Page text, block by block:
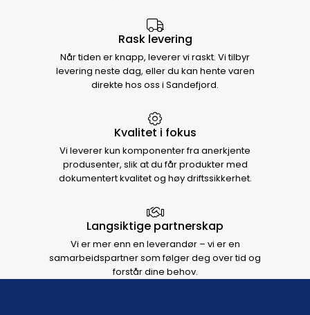
Rask levering
Når tiden er knapp, leverer vi raskt. Vi tilbyr
levering neste dag, eller du kan hente varen
direkte hos oss i Sandefjord.
Kvalitet i fokus
Vi leverer kun komponenter fra anerkjente
produsenter, slik at du får produkter med
dokumentert kvalitet og høy driftssikkerhet.
Langsiktige partnerskap
Vi er mer enn en leverandør – vi er en
samarbeidspartner som følger deg over tid og
forstår dine behov.